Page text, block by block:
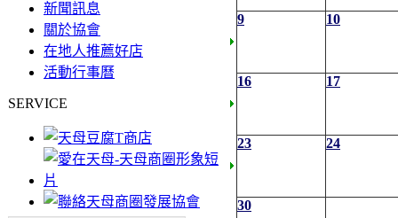
新聞訊息
關於協會
在地人推薦好店
活動行事曆
SERVICE
9 10
16 17
23 24
30